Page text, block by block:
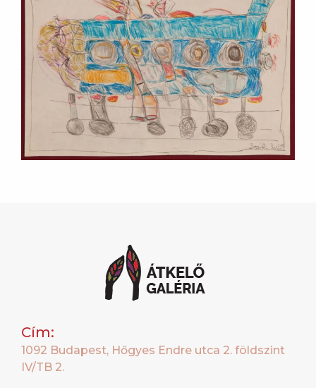
Cím:
1092 Budapest, Hőgyes Endre utca 2. földszint
IV/TB 2.